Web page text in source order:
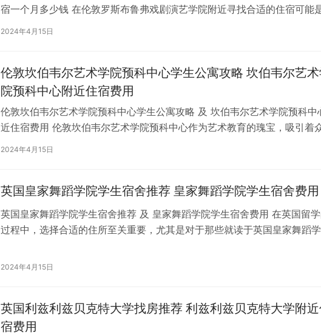
宿一个月多少钱 在伦敦罗斯布鲁弗戏剧演艺学院附近寻找合适的住宿可能
学生活中的一项关键任务。为了帮助您顺利完成…
2024年4月15日
伦敦坎伯韦尔艺术学院预科中心学生公寓攻略 坎伯韦尔艺
院预科中心附近住宿费用
伦敦坎伯韦尔艺术学院预科中心学生公寓攻略 及 坎伯韦尔艺术学院预科中
近住宿费用 伦敦坎伯韦尔艺术学院预科中心作为艺术教育的瑰宝，吸引着
2024年4月15日
英国皇家舞蹈学院学生宿舍推荐 皇家舞蹈学院学生宿舍费用
英国皇家舞蹈学院学生宿舍推荐 及 皇家舞蹈学院学生宿舍费用 在英国留
过程中，选择合适的住所至关重要，尤其是对于那些就读于英国皇家舞蹈学
2024年4月15日
英国利兹利兹贝克特大学找房推荐 利兹利兹贝克特大学附
宿费用